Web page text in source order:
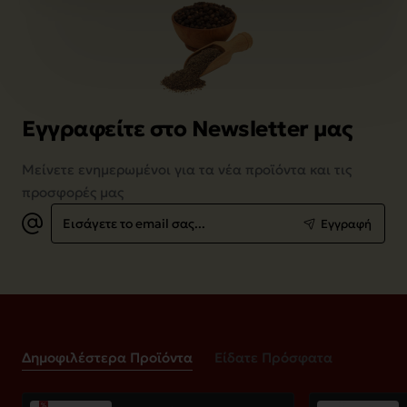
Εγγραφείτε στο Newsletter μας
Μείνετε ενημερωμένοι για τα νέα προϊόντα και τις
προσφορές μας
Εισάγετε
το
email
Εγγραφή
Δημοφιλέστερα Προϊόντα Είδατε Πρόσφατα